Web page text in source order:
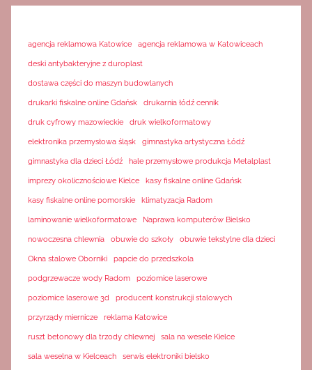
agencja reklamowa Katowice agencja reklamowa w Katowiceach
deski antybakteryjne z duroplast
dostawa części do maszyn budowlanych
drukarki fiskalne online Gdańsk drukarnia łódź cennik
druk cyfrowy mazowieckie druk wielkoformatowy
elektronika przemysłowa śląsk gimnastyka artystyczna Łódź
gimnastyka dla dzieci Łódź hale przemysłowe produkcja Metalplast
imprezy okolicznościowe Kielce kasy fiskalne online Gdańsk
kasy fiskalne online pomorskie klimatyzacja Radom
laminowanie wielkoformatowe Naprawa komputerów Bielsko
nowoczesna chlewnia obuwie do szkoły obuwie tekstylne dla dzieci
Okna stalowe Oborniki papcie do przedszkola
podgrzewacze wody Radom poziomice laserowe
poziomice laserowe 3d producent konstrukcji stalowych
przyrządy miernicze reklama Katowice
ruszt betonowy dla trzody chlewnej sala na wesele Kielce
sala weselna w Kielceach serwis elektroniki bielsko